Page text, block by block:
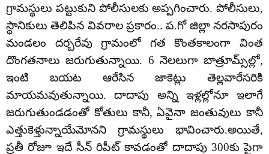
గ్రామస్థులు పట్టుకుని పోలీసులకు అప్పగించారు. పోలీసులు,
స్థానికులు తెలిపిన వివరాల ప్రకారం.. ప.గో జిల్లా నరసాపురం
మండలం దర్బరేవు గ్రామంలో గత కొంతకాలంగా వింత
దొంగతనాలు జరుగుతున్నాయి. 6 నెలలుగా బాత్రూమ్స్‌ల్లో,
ఇంటి బయట ఆరేసిన జాకెట్లు తెల్లవారేసరికి
మాయమవుతున్నాయి. దాదాపు అన్ని ఇళ్లల్లోనూ ఇలాగే
జరుగుతుండడంతో కోతులు కానీ, ఏవైనా జంతువులు కానీ
ఎత్తుకెళ్తున్నాయేమోనని గ్రామస్థులు భావించారు.అయితే,
ప్రతీ రోజూ ఇదే సీన్ రిపీట్ కావడంతో దాదాపు 300కు పైగా